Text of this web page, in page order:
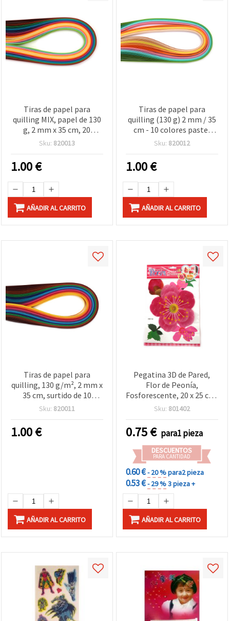
Tiras de papel para
quilling MIX, papel de 130
g, 2 mm x 35 cm, 20
colores mezclados - Pack
Sku: 820013
1.00€
AÑADIR AL CARRITO
Tiras de papel para
quilling (130 g) 2 mm / 35
cm - 10 colores pastel
surtidos - 100 uds.
Sku: 820012
1.00€
AÑADIR AL CARRITO
Tiras de papel para
quilling, 130 g/m², 2 mm x
35 cm, surtido de 10
colores intensos – pack de
Sku: 820011
1.00€
AÑADIR AL CARRITO
Pegatina 3D de Pared,
Flor de Peonía,
Fosforescente, 20 x 25 cm,
DIY Decoración del Hogar
Sku: 801402
0.75€ para1 pieza
DESCUENTOS
PARA CANTIDAD
0.60 €- 20 %para2 pieza
0.53 €- 29 %3 pieza +
AÑADIR AL CARRITO